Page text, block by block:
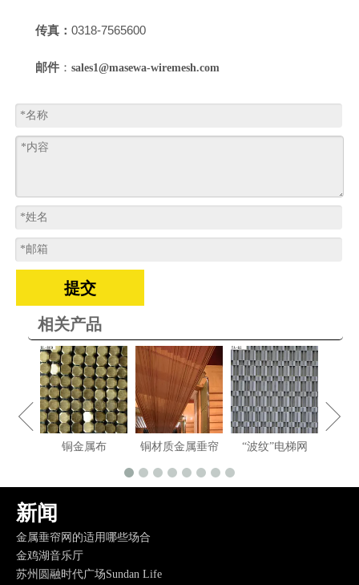
传真： 0318-7565600
邮件 ： sales1@masewa-wiremesh.com
提交
相关产品
铜金属布 铜材质金属垂帘 “波纹”电梯网
新闻
午后时光------小故事
东京宮下公园
万科-大理拾叁月金属装饰网带应用
吊顶：光线与色彩的柔光反射，室内设计新宠儿。
金鸡湖音乐厅
苏州圆融时代广场Sundan Life